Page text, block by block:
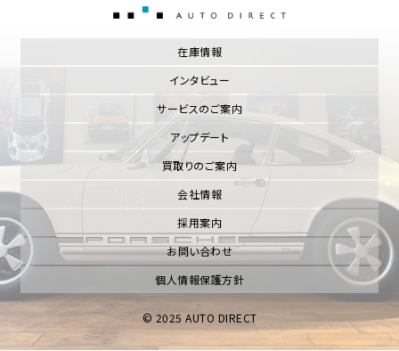
在庫情報
インタビュー
サービスのご案内
アップデート
買取りのご案内
会社情報
採用案内
お問い合わせ
個人情報保護方針
© 2025 AUTO DIRECT